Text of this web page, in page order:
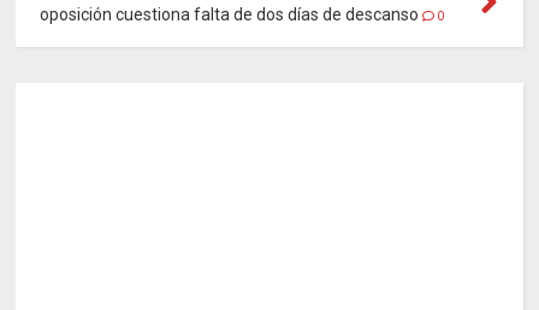
oposición cuestiona falta de dos días de descanso
0